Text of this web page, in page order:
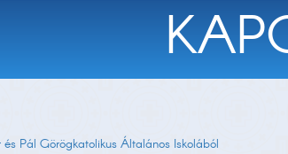
Pál Görögkatolikus Általános Iskolából